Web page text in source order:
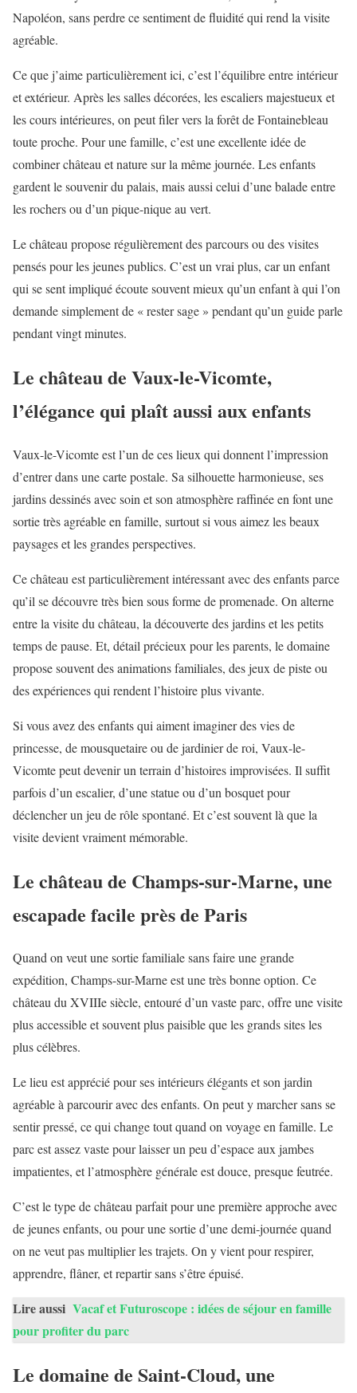
Napoléon, sans perdre ce sentiment de fluidité qui rend la visite
agréable.
Ce que j’aime particulièrement ici, c’est l’équilibre entre intérieur
et extérieur. Après les salles décorées, les escaliers majestueux et
les cours intérieures, on peut filer vers la forêt de Fontainebleau
toute proche. Pour une famille, c’est une excellente idée de
combiner château et nature sur la même journée. Les enfants
gardent le souvenir du palais, mais aussi celui d’une balade entre
les rochers ou d’un pique-nique au vert.
Le château propose régulièrement des parcours ou des visites
pensés pour les jeunes publics. C’est un vrai plus, car un enfant
qui se sent impliqué écoute souvent mieux qu’un enfant à qui l’on
demande simplement de « rester sage » pendant qu’un guide parle
pendant vingt minutes.
Le château de Vaux-le-Vicomte,
l’élégance qui plaît aussi aux enfants
Vaux-le-Vicomte est l’un de ces lieux qui donnent l’impression
d’entrer dans une carte postale. Sa silhouette harmonieuse, ses
jardins dessinés avec soin et son atmosphère raffinée en font une
sortie très agréable en famille, surtout si vous aimez les beaux
paysages et les grandes perspectives.
Ce château est particulièrement intéressant avec des enfants parce
qu’il se découvre très bien sous forme de promenade. On alterne
entre la visite du château, la découverte des jardins et les petits
temps de pause. Et, détail précieux pour les parents, le domaine
propose souvent des animations familiales, des jeux de piste ou
des expériences qui rendent l’histoire plus vivante.
Si vous avez des enfants qui aiment imaginer des vies de
princesse, de mousquetaire ou de jardinier de roi, Vaux-le-
Vicomte peut devenir un terrain d’histoires improvisées. Il suffit
parfois d’un escalier, d’une statue ou d’un bosquet pour
déclencher un jeu de rôle spontané. Et c’est souvent là que la
visite devient vraiment mémorable.
Le château de Champs-sur-Marne, une
escapade facile près de Paris
Quand on veut une sortie familiale sans faire une grande
expédition, Champs-sur-Marne est une très bonne option. Ce
château du XVIIIe siècle, entouré d’un vaste parc, offre une visite
plus accessible et souvent plus paisible que les grands sites les
plus célèbres.
Le lieu est apprécié pour ses intérieurs élégants et son jardin
agréable à parcourir avec des enfants. On peut y marcher sans se
sentir pressé, ce qui change tout quand on voyage en famille. Le
parc est assez vaste pour laisser un peu d’espace aux jambes
impatientes, et l’atmosphère générale est douce, presque feutrée.
C’est le type de château parfait pour une première approche avec
de jeunes enfants, ou pour une sortie d’une demi-journée quand
on ne veut pas multiplier les trajets. On y vient pour respirer,
apprendre, flâner, et repartir sans s’être épuisé.
Lire aussi Vacaf et Futuroscope : idées de séjour en famille
pour profiter du parc
Le domaine de Saint-Cloud, une